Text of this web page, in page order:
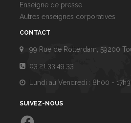
Enseigne de presse
Autres enseignes corporatives
CONTACT
99 Rue de Rotterdam, 59200
03.21.33.49.33
Lundi au Vendredi : 8h00 -
SUIVEZ-NOUS
Facebook